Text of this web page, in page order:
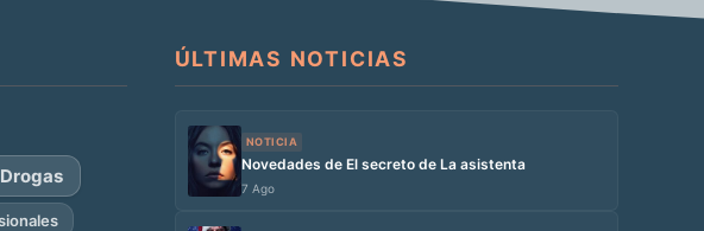
Drogas
ÚLTIMAS NOTICIAS
NOTICIA
Novedades de El secreto de La asistenta
7 Ago